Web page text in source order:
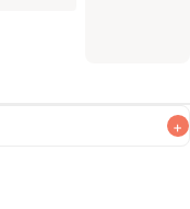
+
いただくことをお